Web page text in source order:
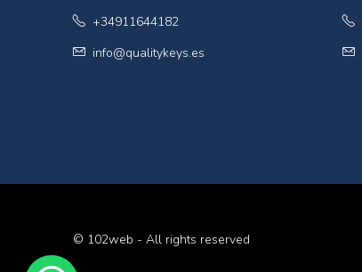
+34911644182
info@qualitykeys.es
© 102web - All rights reserved